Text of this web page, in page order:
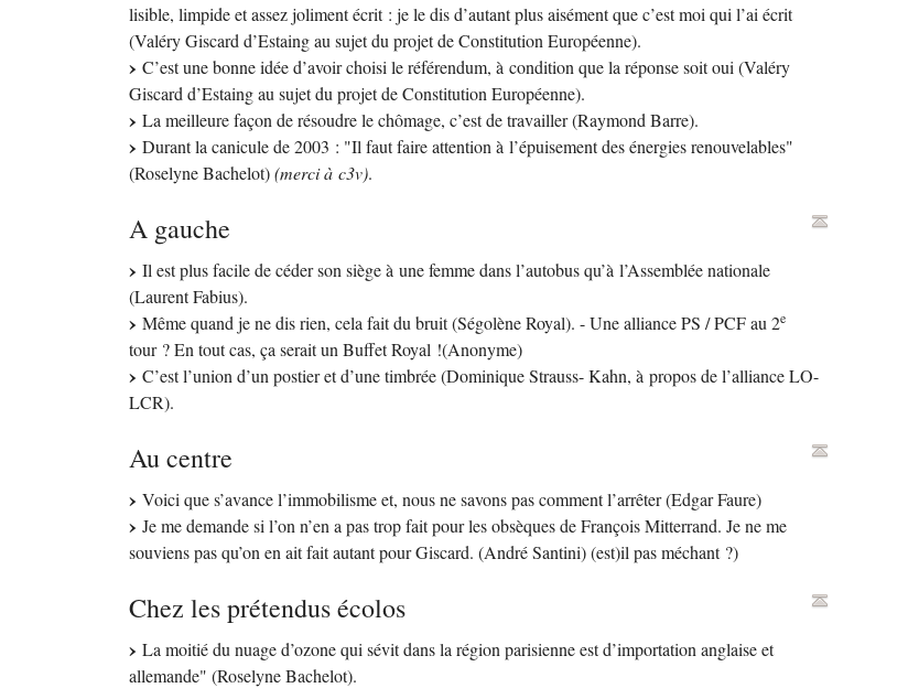
lisible, limpide et assez joliment écrit : je le dis d’autant plus aisément que c’est moi qui l’ai écrit
(Valéry Giscard d’Estaing au sujet du projet de Constitution Européenne).
C’est une bonne idée d’avoir choisi le référendum, à condition que la réponse soit oui (Valéry
Giscard d’Estaing au sujet du projet de Constitution Européenne).
La meilleure façon de résoudre le chômage, c’est de travailler (Raymond Barre).
Durant la canicule de 2003 : "Il faut faire attention à l’épuisement des énergies renouvelables"
(Roselyne Bachelot)(merci à c3v).
A gauche
Il est plus facile de céder son siège à une femme dans l’autobus qu’à l’Assemblée nationale
(Laurent Fabius).
Même quand je ne dis rien, cela fait du bruit (Ségolène Royal). - Une alliancePS /PCFau 2e
tour ? En tout cas, ça serait un Buffet Royal !(Anonyme)
C’est l’union d’un postier et d’une timbrée (Dominique Strauss- Kahn, à propos de l’allianceLO-
LCR).
Au centre
Voici que s’avance l’immobilisme et, nous ne savons pas comment l’arrêter (Edgar Faure)
Je me demande si l’on n’en a pas trop fait pour les obsèques de François Mitterrand. Je ne me
souviens pas qu’on en ait fait autant pour Giscard. (André Santini) (est)il pas méchant ?)
Chez les prétendus écolos
La moitié du nuage d’ozone qui sévit dans la région parisienne est d’importation anglaise et
allemande" (Roselyne Bachelot).